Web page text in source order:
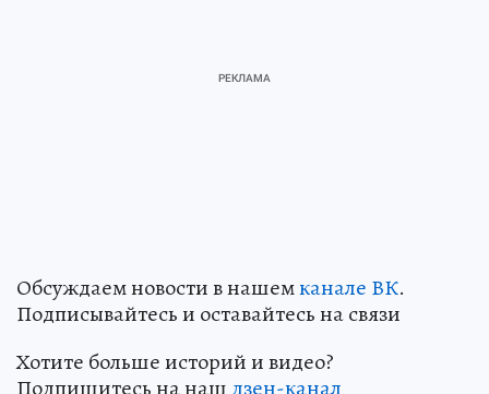
Обсуждаем новости в нашемканале ВК.
Подписывайтесь и оставайтесь на связи
Хотите больше историй и видео?
Подпишитесь на наш дзен-канал